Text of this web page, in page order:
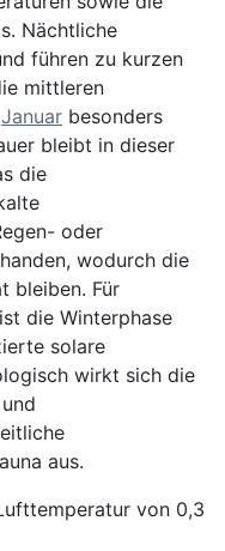
Nächtliche
führen zu kurzen
mittleren
Januar besonders
bleibt in dieser
die
oder
wodurch die
bleiben. Für
die Winterphase
solare
wirkt sich die
aus.
von 0,3